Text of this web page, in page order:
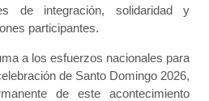
de integración, solidaridad y
participantes.
a los esfuerzos nacionales para
de Santo Domingo 2026,
de este acontecimiento